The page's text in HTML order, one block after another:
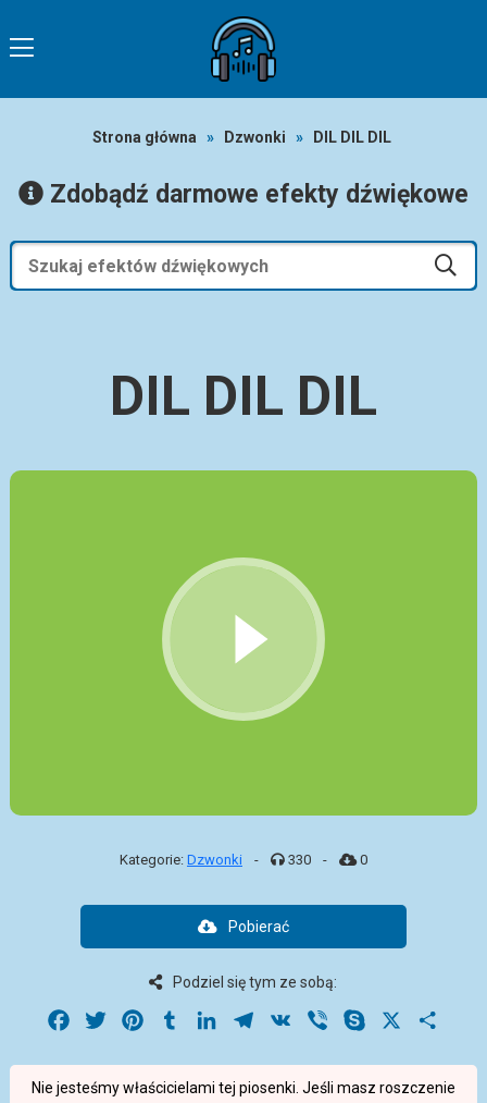
Strona główna » Dzwonki » DIL DIL DIL
Zdobądź darmowe efekty dźwiękowe
DIL DIL DIL
Kategorie: Dzwonki - 330 - 0
Pobierać
Podziel się tym ze sobą:
Facebook
Twitter PinterestTumblrLinkedInTelegram
VK Viber Skype
Nie jesteśmy właścicielami tej piosenki. Jeśli masz roszczenie